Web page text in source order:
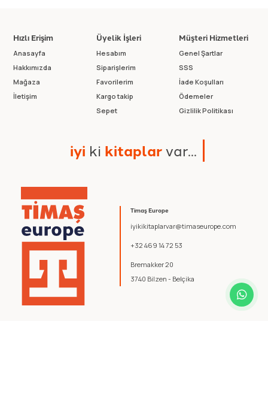
Timaş Europe
iyikikitaplarvar@timaseurope.com
+32 469 14 72 53
Bremakker 20
3740 Bilzen - Belçika
Hızlı Erişim
Anasayfa
Hakkımızda
Mağaza
İletişim
Üyelik İşleri
Hesabım
Siparişlerim
Favorilerim
Kargo takip
Sepet
Müşteri Hizmetleri
Genel Şartlar
SSS
İade Koşulları
Ödemeler
Gizlilik Politikası
iyi ki kitaplarvar...